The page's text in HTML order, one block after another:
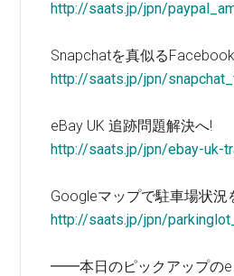
http://saats.jp/jpn/
Snapchatを真似るFacebook
http://saats.jp/jpn/
eBay UK 追跡問題解決へ!
http://saats.jp/jpn/ebay-uk-
Googleマップで駐車場状況
http://saats.jp/jpn/
━━本日のピックアップのe